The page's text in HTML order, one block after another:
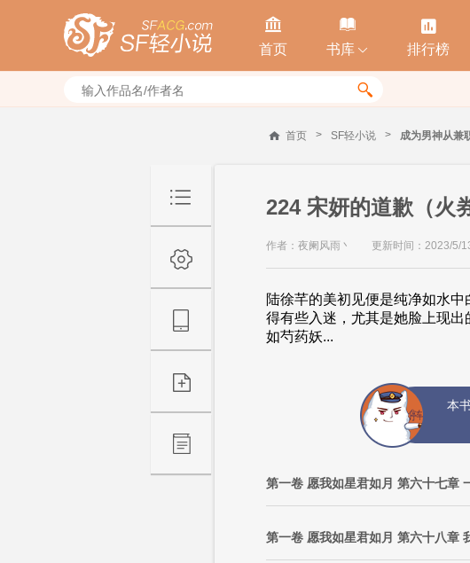

首页

书库 

排行榜

首页 > SF轻小说 > 成为男神从兼
224 宋妍的道歉（火
作者：夜阑风雨丶 更新时间：2023/5/
陆徐芊的美初见便是纯净如
得有些入迷，尤其是她脸上现
如芍药妖...
本
第一卷 愿我如星君如月 第六十七章
第一卷 愿我如星君如月 第六十八章